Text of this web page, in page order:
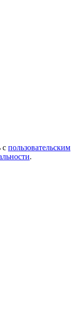
с пользовательским
.